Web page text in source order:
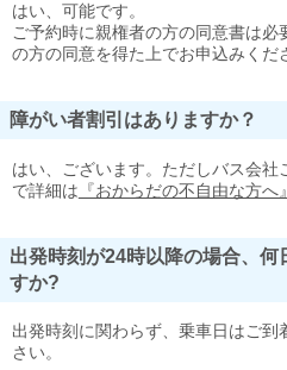
はい、可能です。
ご予約時に親権者の方の同意書は
の方の同意を得た上でお申込みくだ
障がい者割引はありますか？
はい、ございます。ただしバス会
で詳細は 『おからだの不自由な方へ』
出発時刻が24時以降の場合、
すか?
出発時刻に関わらず、乗車日はご
さい。